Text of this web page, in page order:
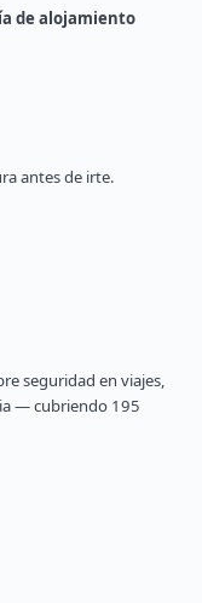
de alojamiento
antes de irte.
seguridad en viajes,
— cubriendo 195